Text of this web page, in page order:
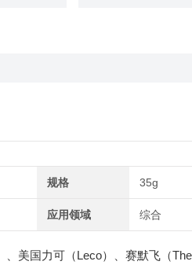
规格 35g
应用领域 综合
美国力可（Leco）、赛默飞（